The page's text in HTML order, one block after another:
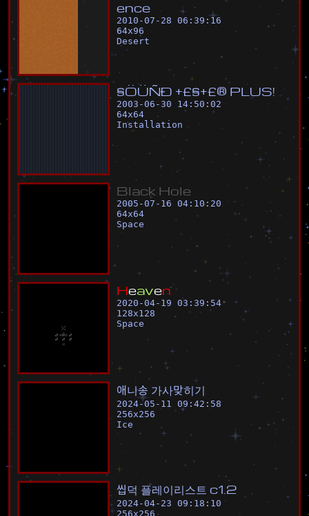
ence
2010-07-28 06:39:16
64x96
Desert
§ÖÜÑÐ +£§+£® PL US!
2003-06-30 14:50:02
64x64
Installation
Black Hole
2005-07-16 04:10:20
64x64
Space
Heaven
2020-04-19 03:39:54
128x128
Space
애니송 가사맞히기
2024-05-11 09:42:58
256x256
Ice
씹덕 플레이리스트 c1 2
2024-04-23 09:18:10
256x256